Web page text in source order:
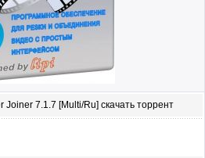
Joiner 7.1.7 [Multi/Ru] скачать торрент